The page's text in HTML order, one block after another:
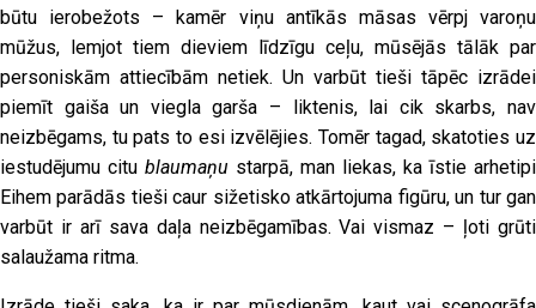
būtu ierobežots – kamēr viņu antīkās māsas vērpj varoņu
mūžus, lemjot tiem dieviem līdzīgu ceļu, mūsējās tālāk par
personiskām attiecībām netiek. Un varbūt tieši tāpēc izrādei
piemīt gaiša un viegla garša – liktenis, lai cik skarbs, nav
neizbēgams, tu pats to esi izvēlējies. Tomēr tagad, skatoties uz
iestudējumu citu blaumaņu starpā, man liekas, ka īstie arhetipi
Eihem parādās tieši caur sižetisko atkārtojuma figūru, un tur gan
varbūt ir arī sava daļa neizbēgamības. Vai vismaz – ļoti grūti
salaužama ritma.